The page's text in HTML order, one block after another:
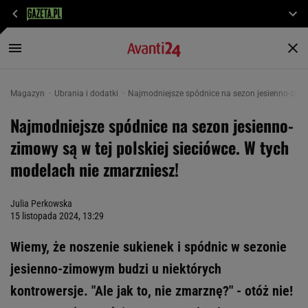
Magazyn Ubrania i dodatki Najmodniejsze spódnice na sezon jesienno-
Najmodniejsze spódnice na sezon jesienno-
zimowy są w tej polskiej sieciówce. W tych
modelach nie zmarzniesz!
Julia Perkowska
15 listopada 2024, 13:29
Wiemy, że noszenie sukienek i spódnic w sezonie
jesienno-zimowym budzi u niektórych
kontrowersje. "Ale jak to, nie zmarznę?" - otóż nie!